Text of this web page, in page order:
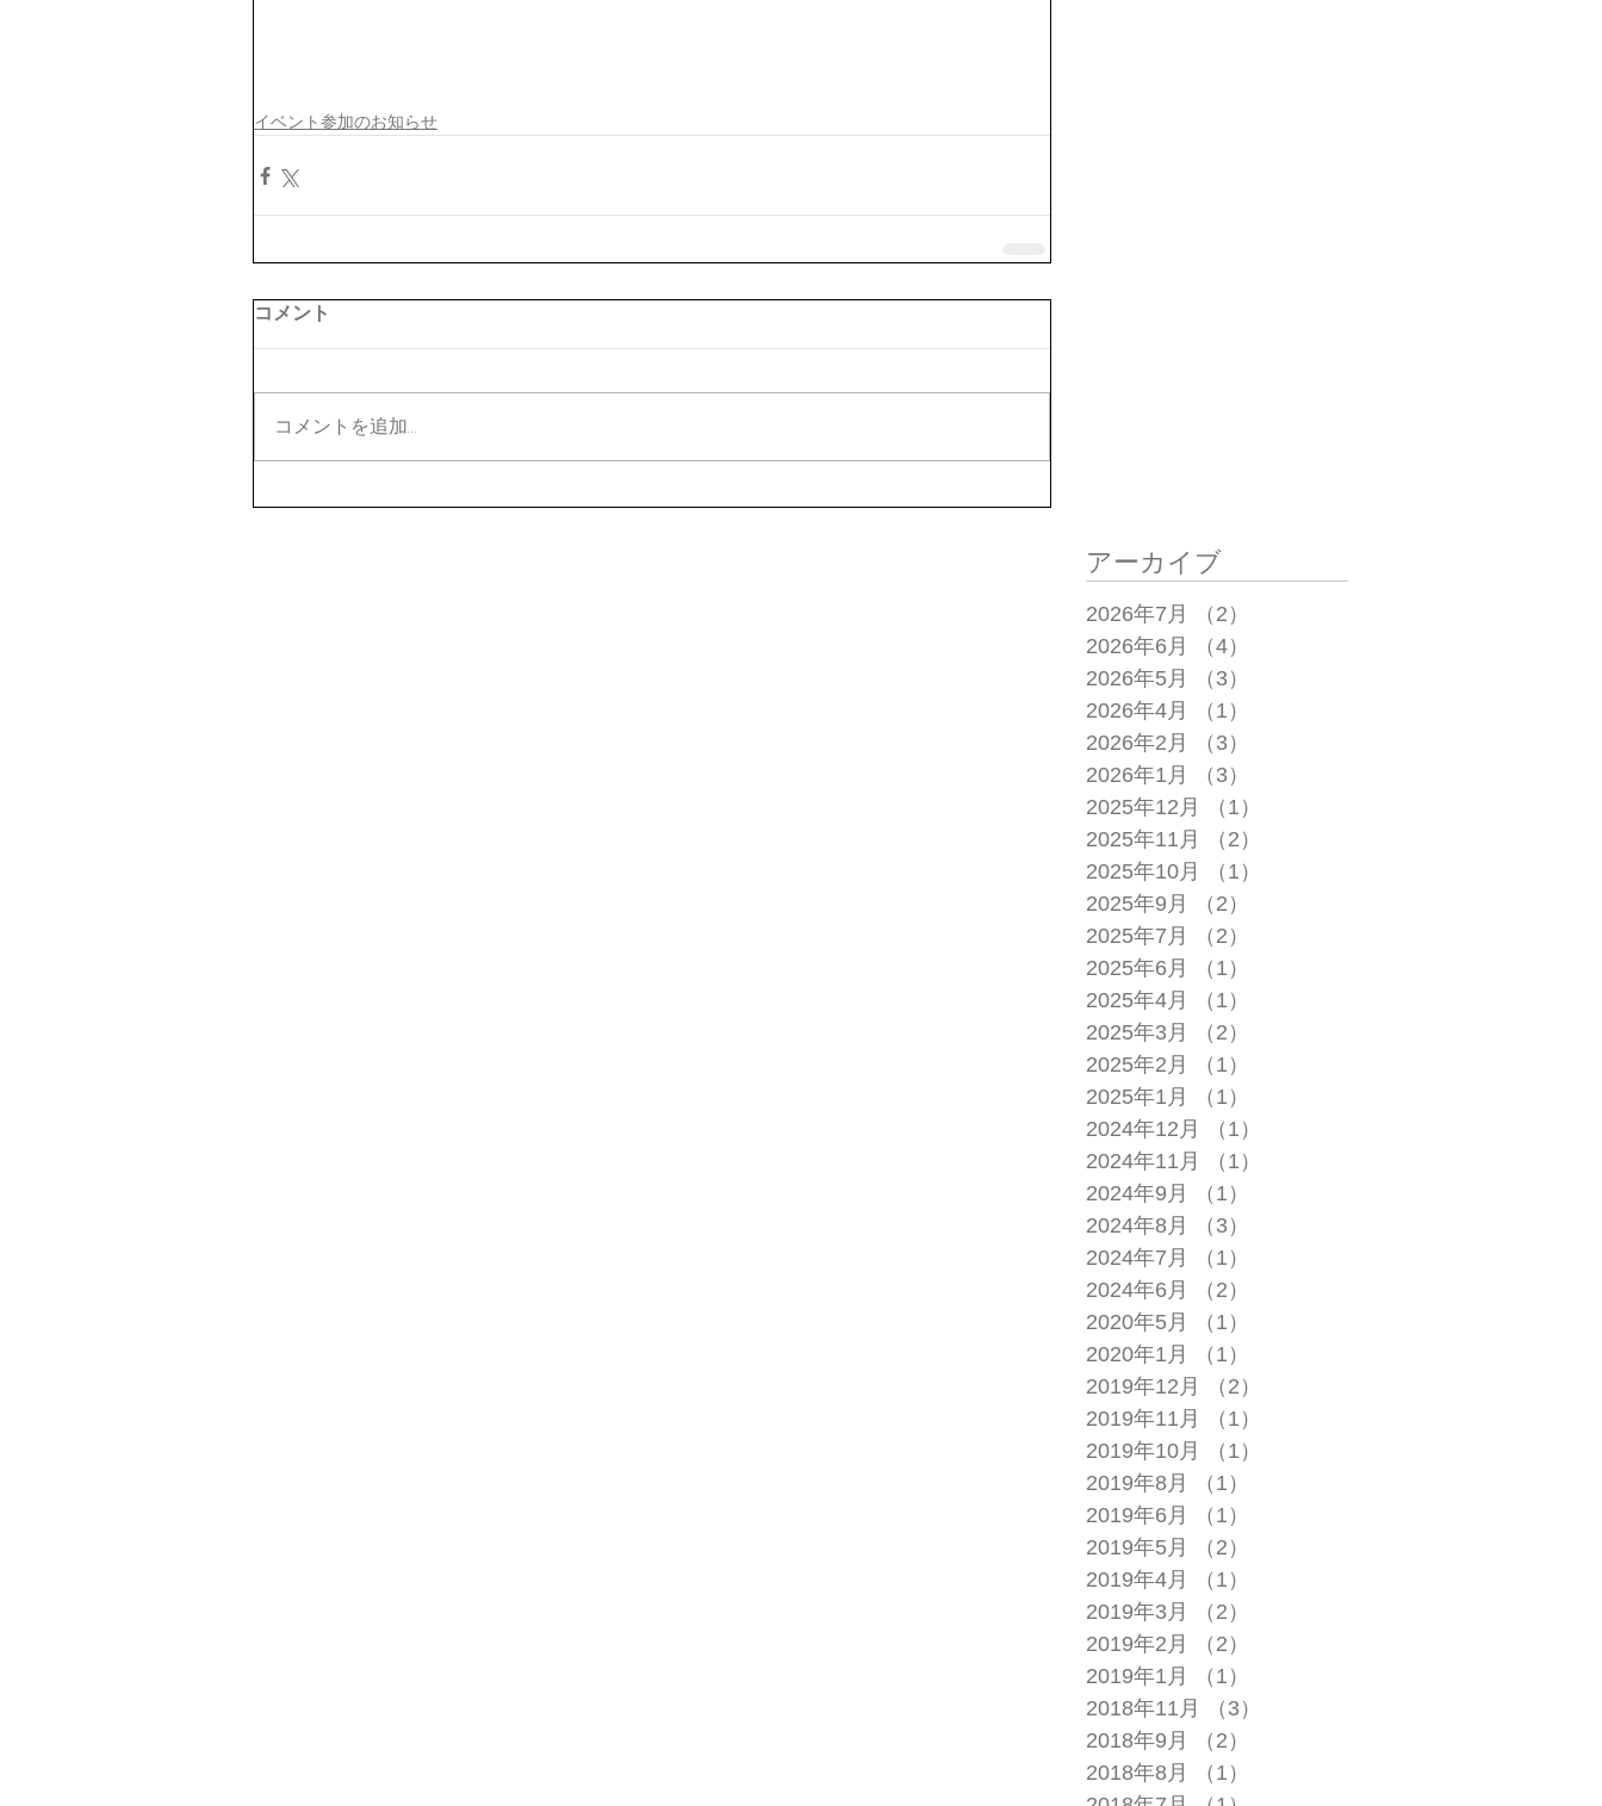
イベント参加のお知らせ
コメント
コメントを追加…
アーカイブ
2026年7月 （2）
2026年6月
（4）
2026年5月
（3）
2026年4月
（1）
2026年2月
（3）
2026年1月
（3）
2025年12月
（1）
2025年11月
（2）
2025年10月
（1）
2025年9月
（2）
2025年7月
（2）
2025年6月
（1）
2025年4月
（1）
2025年3月
（2）
2025年2月
（1）
2025年1月
（1）
2024年12月
（1）
2024年11月
（1）
2024年9月
（1）
2024年8月
（3）
2024年7月
（1）
2024年6月
（2）
2020年5月
（1）
2020年1月
（1）
2019年12月
（2）
2019年11月
（1）
2019年10月
（1）
2019年8月
（1）
2019年6月
（1）
2019年5月
（2）
2019年4月
（1）
2019年3月
（2）
2019年2月
（2）
2019年1月
（1）
2018年11月
（3）
2018年9月
（2）
2018年8月
（1）